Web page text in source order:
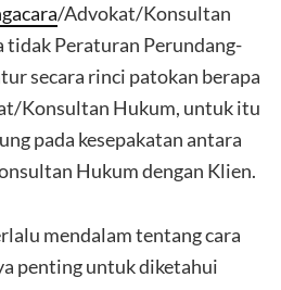
/Advokat/Konsultan
tidak Peraturan Perundang-
secara rinci patokan berapa
Konsultan Hukum, untuk itu
pada kesepakatan antara
Hukum dengan Klien.
mendalam tentang cara
penting untuk diketahui